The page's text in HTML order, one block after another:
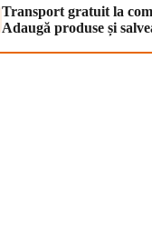
Transport gratuit la
Adaugă produse și